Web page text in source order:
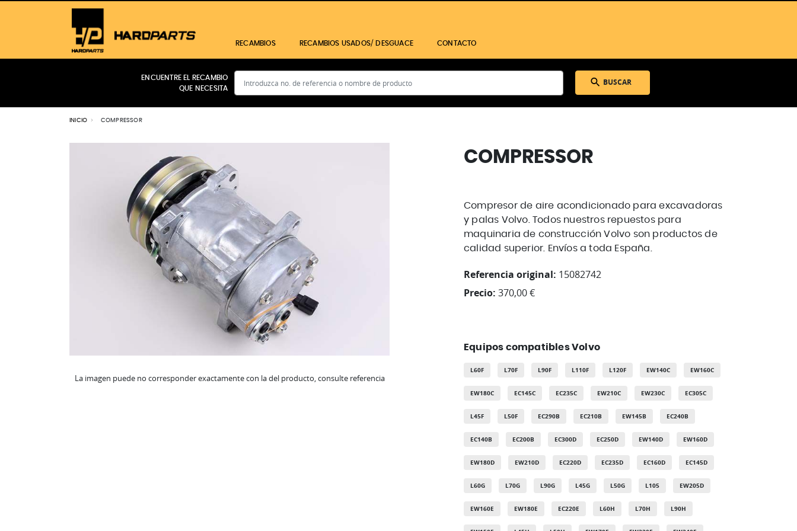
RECAMBIOS
MOTOR
CABINA
Ver todos los productos
RECAMBIOS USADOS/ DESGUACE CONTACTO
ENCUENTRE EL RECAMBIO
QUE NECESITA
BUSCAR
INICIO COMPRESSOR
COMPRESSOR
Compresor de aire acondicionado para excavadoras
y palas Volvo. Todos nuestros repuestos para
maquinaria de construcción Volvo son productos de
calidad superior. Envíos a toda España.
Referencia original: 15082742
Precio: 370,00 €
Equipos compatibles Volvo
L60F L70F L90F L110F L120F EW140C EW160C
EW180C EC145C EC235C EW210C EW230C EC305C
L45F L50F EC290B EC210B EW145B EC240B
EC140B EC200B EC300D EC250D EW140D EW160D
EW180D EW210D EC220D EC235D EC160D EC145D
L60G L70G L90G L45G L50G L105 EW205D
EW160E EW180E EC220E L60H L70H L90H
La imagen puede no corresponder exactamente con la del producto, consulte referencia